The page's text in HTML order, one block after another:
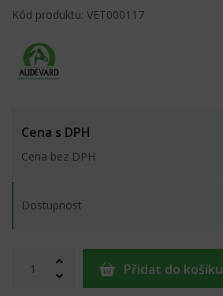
Kód produktu: VET000117
Cena s DPH
Cena bez DPH
Dostupnost
Přidat do košíku